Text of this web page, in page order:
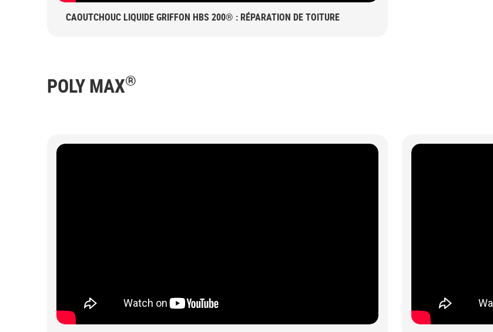
CAOUTCHOUC LIQUIDE GRIFFON HBS 200® : RÉPARATION DE TOITURE
POLY MAX®